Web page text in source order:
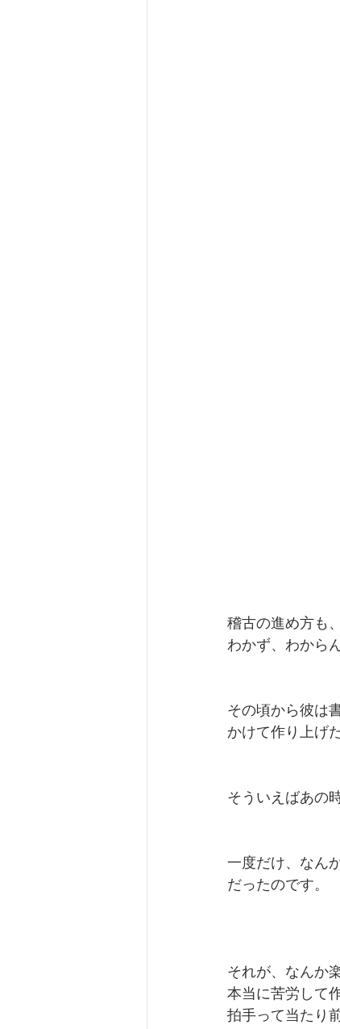
稽古の進め方も
わかず、わから
その頃から彼は
かけて作り上げ
そういえばあの
一度だけ、なん
だったのです。
それが、なんか
本当に苦労して
拍手って当たり